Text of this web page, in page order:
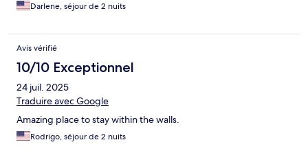
Darlene, séjour de 2 nuits
Avis vérifié
10/10 Exceptionnel
24 juil. 2025
Traduire avec Google
Amazing place to stay within the walls.
Rodrigo, séjour de 2 nuits